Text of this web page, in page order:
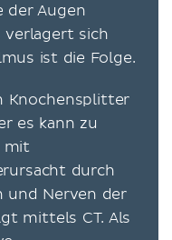
der Augen
verlagert sich
ist die Folge.
Knochensplitter
es kann zu
mit
durch
und Nerven der
mittels CT. Als